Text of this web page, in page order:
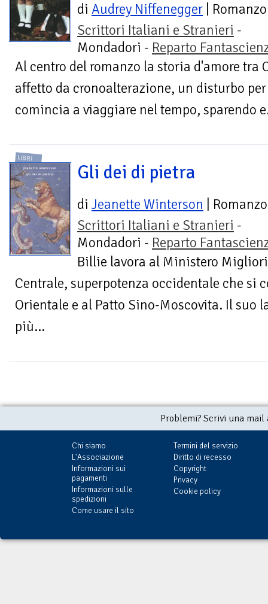
di Audrey Niffenegger | Romanzo
Scrittori Italiani e Stranieri -
Mondadori - Reparto
Al centro del romanzo la storia d'amore tra
affetto da cronoalterazione, un disturbo
comincia a viaggiare nel tempo, sparendo
LIBRI
Gli dei di pietra
di Jeanette Winterson | Romanzo
Scrittori Italiani e Stranieri -
Mondadori - Reparto
Billie lavora al Ministero
Centrale, superpotenza occidentale che si
Orientale e al Patto Sino-Moscovita. Il suo
più...
Problemi? Scrivi una
Chi siamo
L'Associazione
Informazioni sui
pagamenti
Informazioni sulle
spedizioni
Come usare il sito
Termini del servizio
Diritto di recesso
Copyright
Privacy
Cookie policy